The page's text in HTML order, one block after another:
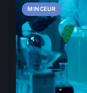
MINCEUR